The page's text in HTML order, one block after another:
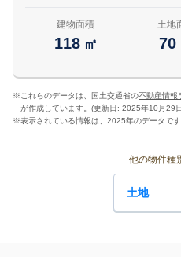
建物面積
118 ㎡
土地
70
※ これらのデータは、国土交通省の不動産情報
が作成しています。(更新日: 2025年10月29
※表示されている情報は、2025年のデータです
他の物件種
土地